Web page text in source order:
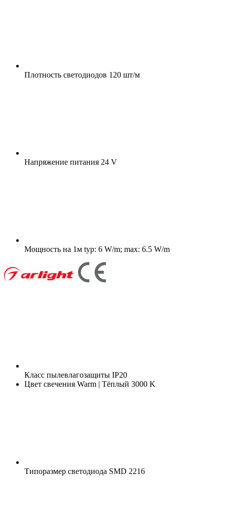
Плотность светодиодов 120 шт/м
Напряжение питания 24 V
Мощность на 1м typ: 6 W/m; max: 6.5 W/m
Класс пылевлагозащиты IP20
Цвет свечения Warm | Тёплый 3000 K
Типоразмер светодиода SMD 2216